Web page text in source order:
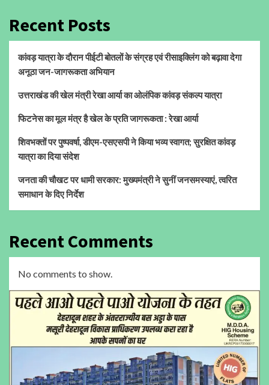
Recent Posts
कांवड़ यात्रा के दौरान पीईटी बोतलों के संग्रह एवं रीसाइक्लिंग को बढ़ावा देगा
अनूठा जन-जागरूकता अभियान
उत्तराखंड की खेल मंत्री रेखा आर्या का ओलंपिक कांवड़ संकल्प यात्रा
फिटनेस का मूल मंत्र है खेल के प्रति जागरूकता : रेखा आर्या
शिवभक्तों पर पुष्पवर्षा, डीएम-एसएसपी ने किया भव्य स्वागत; सुरक्षित कांवड़
यात्रा का दिया संदेश
जनता की चौखट पर धामी सरकार: मुख्यमंत्री ने सुनीं जनसमस्याएं, त्वरित
समाधान के दिए निर्देश
Recent Comments
No comments to show.